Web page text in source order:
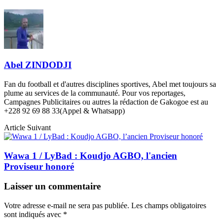
Abel ZINDODJI
Fan du football et d'autres disciplines sportives, Abel met toujours sa
plume au services de la communauté. Pour vos reportages,
Campagnes Publicitaires ou autres la rédaction de Gakogoe est au
+228 92 69 88 33(Appel & Whatsapp)
Article Suivant
Wawa 1 / LyBad : Koudjo AGBO, l'ancien
Proviseur honoré
Laisser un commentaire
Votre adresse e-mail ne sera pas publiée. Les champs obligatoires
sont indiqués avec *